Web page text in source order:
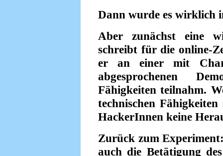
Dann wurde es wirklich
Aber zunächst eine
schreibt für die online-
er an einer mit
abgesprochenen
Fähigkeiten teilnahm.
technischen
HackerInnen keine
Zurück zum
auch die Betätigung